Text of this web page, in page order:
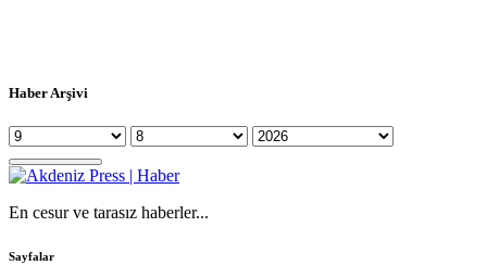
Haber Arşivi
En cesur ve tarasız haberler...
Sayfalar